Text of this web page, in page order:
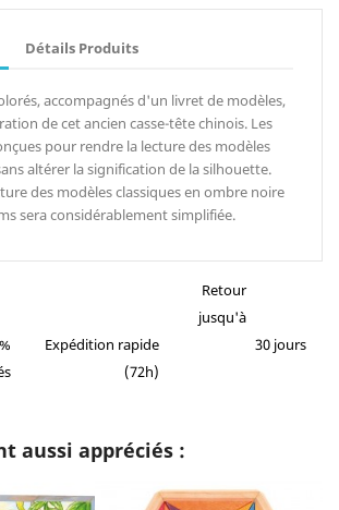
Détails Produits
accompagnés d'un livret de modèles,
de cet ancien casse-tête chinois. Les
pour rendre la lecture des modèles
altérer la signification de la silhouette.
des modèles classiques en ombre noire
sera considérablement simplifiée.
Expédition rapide
(72h)
Retour
jusqu'à
30 jours
aussi appréciés :